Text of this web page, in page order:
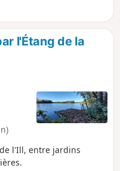
2020 et pourrez, au
d’eau et vous laisser
l'Étang de la
l'Ill, entre jardins